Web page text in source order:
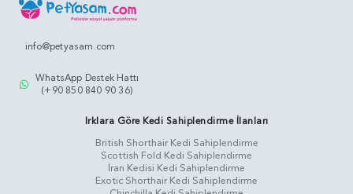
info@petyasam.com
WhatsApp Destek Hattı
(+90 850 840 90 36)
Irklara Göre Kedi Sahiplendirme İlanları
British Shorthair Kedi Sahiplendirme
Scottish Fold Kedi Sahiplendirme
İran Kedisi Kedi Sahiplendirme
Exotic Shorthair Kedi Sahiplendirme